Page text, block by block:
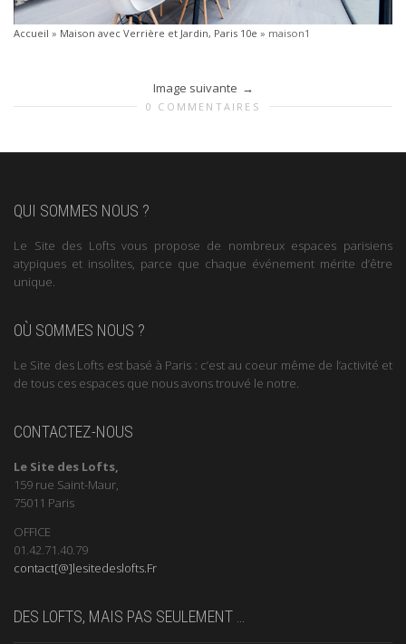
Accueil » Maison avec Verrière et Jardin, Paris 10e » maison1
Image suivante
0 COMMENTAIRES
QUI SOMMES NOUS ?
Le Site des Lofts vous propose de nombreux espaces parisiens
atypiques et insolites, parce que chaque événement mérite d’être
unique.
OÙ SOMMES NOUS ?
Le Site des Lofts est basé à Paris : c’est au coeur même de l’activité et
de tous ces espaces que nous avons trouvé le notre.
CONTACTEZ-NOUS
Le Site des Lofts,
159 rue Saint-Maur,
75011 Paris
OFFICE
01.42.71.40.79
contact[@]lesitedeslofts.Fr
DES LOFTS, MAIS PAS SEULEMENT …